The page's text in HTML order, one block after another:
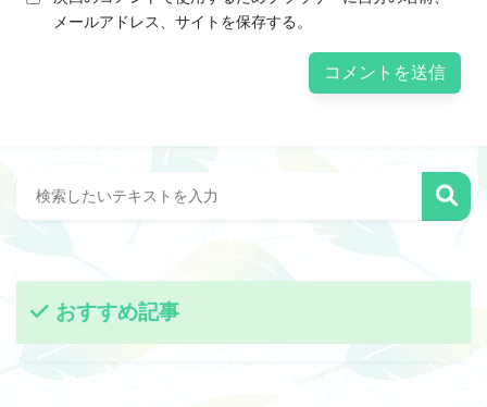
メールアドレス、サイトを保存する。
おすすめ記事